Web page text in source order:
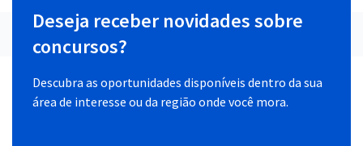
Deseja receber novidades sobre
concursos?
Descubra as oportunidades disponíveis dentro da sua
área de interesse ou da região onde você mora.